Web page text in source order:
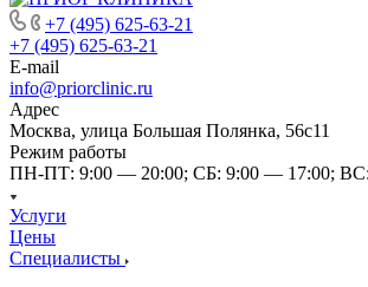
+7 (495) 625-63-21
+7 (495) 625-63-21
E-mail
info@priorclinic.ru
Адрес
Москва, улица Большая Полянка, 56с11
Режим работы
ПН-ПТ: 9:00 — 20:00; СБ: 9:00 — 17:00;
Услуги
Цены
Специалисты